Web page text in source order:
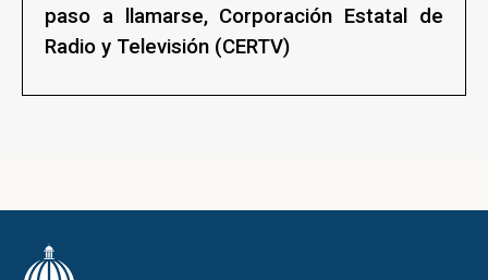
paso a llamarse, Corporación Estatal de
Radio y Televisión (CERTV)